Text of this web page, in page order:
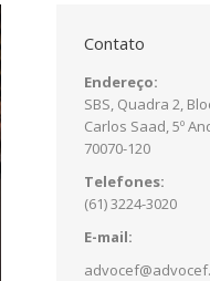
Contato
Endereço:
SBS, Quadra 2,
Carlos Saad, 5º
70070-120
Telefones:
(61) 3224-3020
E-mail: